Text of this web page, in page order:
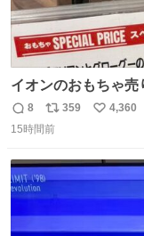
イオンのおもちゃ売
返
信
8
リ
ポ
ト
359
い
4,360
15時間前